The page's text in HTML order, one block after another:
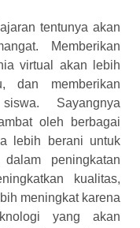
tentunya akan
Memberikan
virtual akan lebih
dan memberikan
siswa. Sayangnya
oleh berbagai
lebih berani untuk
peningkatan
kualitas,
meningkat karena
yang akan